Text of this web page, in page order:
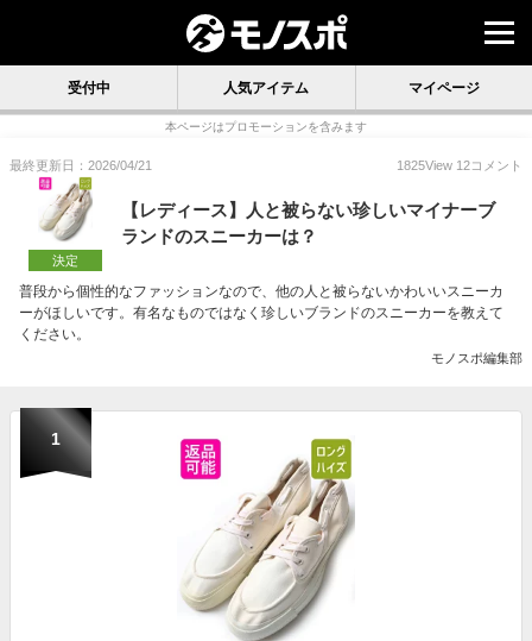
受付中 人気アイテム マイページ
本ページはプロモーションを含みます
最終更新日：2026/04/21 1825View 12コメント
決定
【レディース】人と被らない珍しいマイナーブ
ランドのスニーカーは？
普段から個性的なファッションなので、他の人と被らないかわいいスニーカ
ーがほしいです。有名なものではなく珍しいブランドのスニーカーを教えて
ください。
モノスポ編集部
1